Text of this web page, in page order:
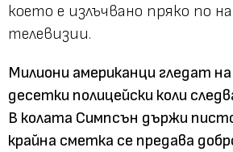
което е излъчвано пряко по
телевизии.
Милиони американци гледат
десетки полицейски коли
В колата Симпсън държи
крайна сметка се предава